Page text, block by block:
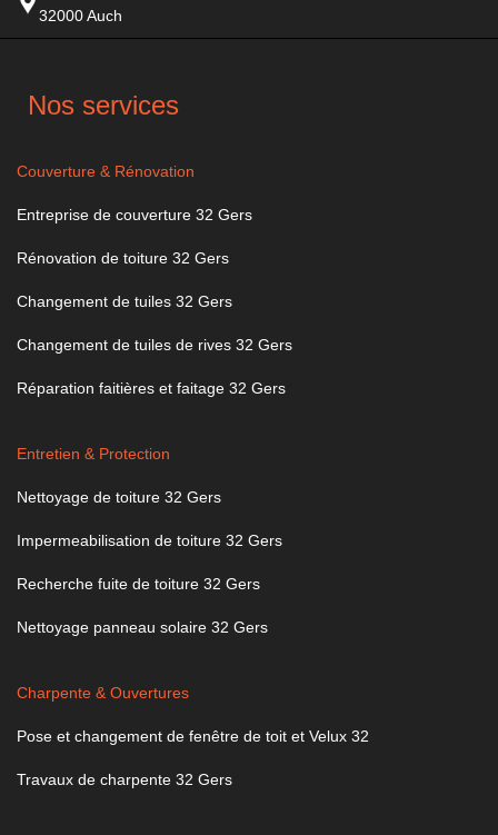
32000 Auch
Nos services
Couverture & Rénovation
Entreprise de couverture 32 Gers
Rénovation de toiture 32 Gers
Changement de tuiles 32 Gers
Changement de tuiles de rives 32 Gers
Réparation faitières et faitage 32 Gers
Entretien & Protection
Nettoyage de toiture 32 Gers
Impermeabilisation de toiture 32 Gers
Recherche fuite de toiture 32 Gers
Nettoyage panneau solaire 32 Gers
Charpente & Ouvertures
Pose et changement de fenêtre de toit et Velux 32
Travaux de charpente 32 Gers